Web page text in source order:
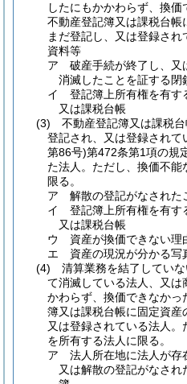
したにもかかわらず、換
不動産登記簿又は課税台帳
まだ登記し、又は登録さ
資料等
ア
破産手続が終了し、又
消滅したことを証する閉
イ
登記簿上所有権を有す
又は課税台帳
(3)
不動産登記簿又は課税
登記され、又は登録されて
第86号)第472条第1項の規
た法人。 ただし、換価不能
限る。
ア
解散の登記がなされた
イ
登記簿上所有権を有す
又は課税台帳
ウ
資産が換価できない理
エ
資産の現況が分かる写
(4)
清算業務を結了してい
て消滅している法人、又
かわらず、換価できなか
簿又は課税台帳に固定資産
又は登録されている法人。
を所有する法人に限る。
ア
法人所在地に法人が存
又は解散の登記がなさ